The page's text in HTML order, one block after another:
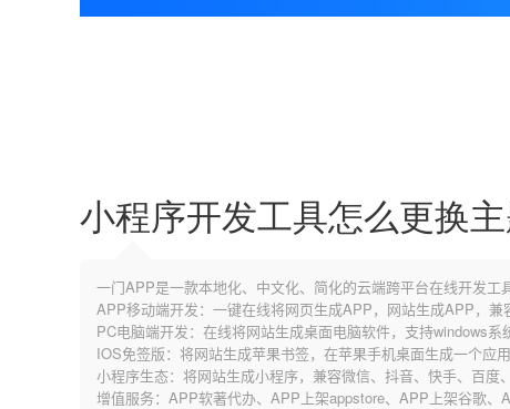
小程序开发工具怎么更换
一门APP是一款本地化、中文化、简化的云端跨平台在线开发工
APP移动端开发：一键在线将网页生成APP，网站生成APP，兼
PC电脑端开发：在线将网站生成桌面电脑软件，支持windows系
IOS免签版：将网站生成苹果书签，在苹果手机桌面生成一个应
小程序生态：将网站生成小程序，兼容微信、抖音、快手、百度
增值服务：APP软著代办、APP上架appstore、APP上架谷歌